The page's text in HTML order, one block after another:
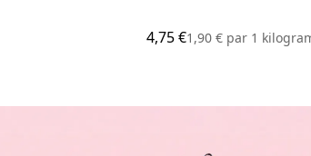
4,75 €1,90 € par1